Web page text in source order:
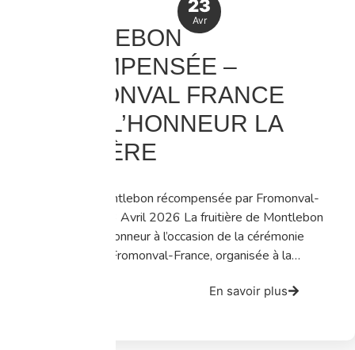
23
Avr
MONTLEBON
RÉCOMPENSÉE –
FROMONVAL FRANCE
MET À L’HONNEUR LA
FRUITIÈRE
La fruitière Montlebon récompensée par Fromonval-
France Jeudi 23 Avril 2026 La fruitière de Montlebon
a été mise à l’honneur à l’occasion de la cérémonie
des Trophées Fromonval-France, organisée à la…
En savoir plus